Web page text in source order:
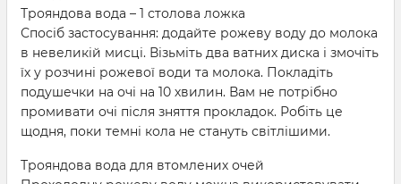
Трояндова вода – 1 столова ложка
Спосіб застосування: додайте рожеву воду до молока
в невеликій мисці. Візьміть два ватних диска і змочіть
їх у розчині рожевої води та молока. Покладіть
подушечки на очі на 10 хвилин. Вам не потрібно
промивати очі після зняття прокладок. Робіть це
щодня, поки темні кола не стануть світлішими.
Трояндова вода для втомлених очей